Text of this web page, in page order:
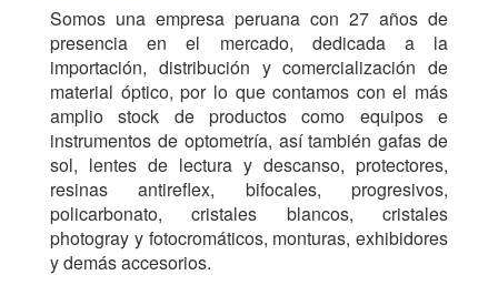
Somos una empresa peruana con 27 años de
presencia en el mercado, dedicada a la
importación, distribución y comercialización de
material óptico, por lo que contamos con el más
amplio stock de productos como equipos e
instrumentos de optometría, así también gafas de
sol, lentes de lectura y descanso, protectores,
resinas antireflex, bifocales, progresivos,
policarbonato, cristales blancos, cristales
photogray y fotocromáticos, monturas, exhibidores
y demás accesorios.